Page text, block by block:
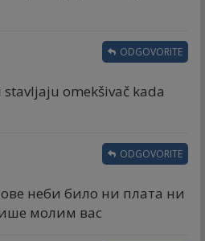
omekšivač kada
ODGOVORITE
неби било ни плата ни
молим вас
ODGOVORITE